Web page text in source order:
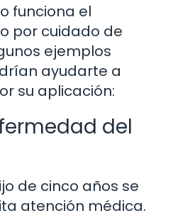
funciona el
por cuidado de
ejemplos
ayudarte a
su aplicación:
del
de cinco años se
atención médica.